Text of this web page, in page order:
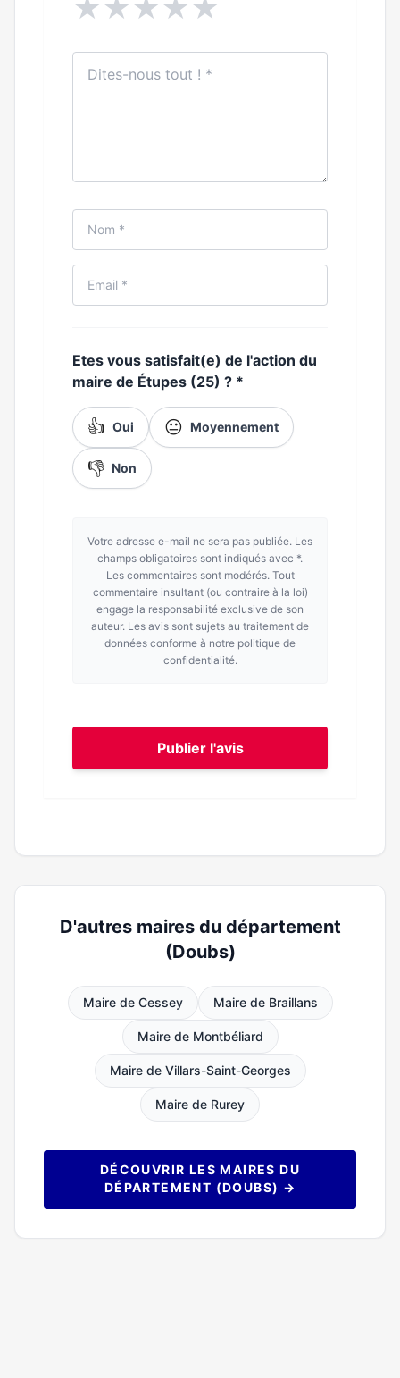
★★★★★
Etes vous satisfait(e) de l'action du
maire de Étupes (25) ? *
👍 Oui 😐 Moyennement
👎 Non
Votre adresse e-mail ne sera pas publiée. Les
champs obligatoires sont indiqués avec *.
Les commentaires sont modérés. Tout
commentaire insultant (ou contraire à la loi)
engage la responsabilité exclusive de son
auteur. Les avis sont sujets au traitement de
données conforme à notre politique de
confidentialité.
Publier l'avis
D'autres maires du département
(Doubs)
Maire de Cessey Maire de Braillans
Maire de Montbéliard
Maire de Villars-Saint-Georges
Maire de Rurey
DÉCOUVRIR LES MAIRES DU
DÉPARTEMENT (DOUBS) →